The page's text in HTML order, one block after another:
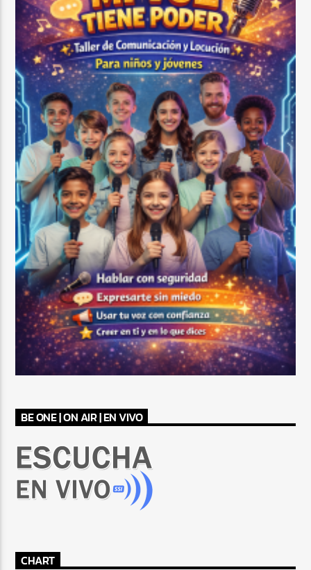
BE ONE | ON AIR | EN VIVO
CHART